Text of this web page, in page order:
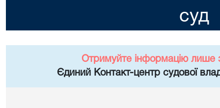
суд
Отримуйте інформацію лише
Єдиний Контакт-центр судової